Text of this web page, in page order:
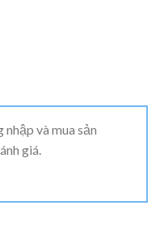
nhập và mua sản
giá.